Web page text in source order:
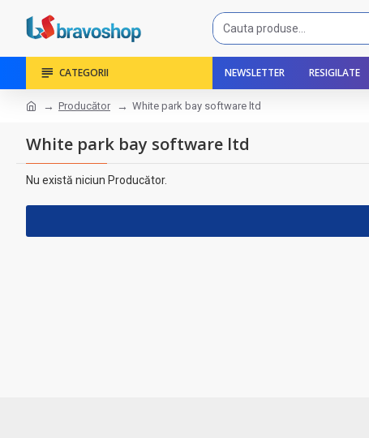
CATEGORII NEWSLETTER RESIGILATE
Producător White park bay software ltd
White park bay software ltd
Nu există niciun Producător.